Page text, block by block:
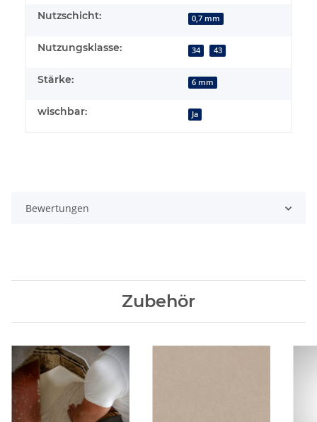
Nutzschicht: 0,7 mm
Nutzungsklasse: 34 43
Stärke: 6 mm
wischbar: Ja
Bewertungen
Zubehör